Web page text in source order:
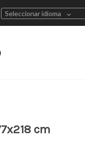
Seleccionar idioma
cm